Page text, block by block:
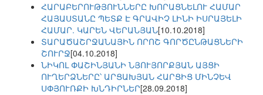
ՀԱՐԱԲԵՐՈՒԹՅՈՒՆՆԵՐԸ ԽՈՐԱՑՆԵԼՈՒ ՀԱՄԱՐ
ՀԱՅԱՍՏԱՆԸ ՊԵՏՔ Է ԳՐԱՎԻՉ ԼԻՆԻ ԻՍՐԱՅԵԼԻ
ՀԱՄԱՐ. ԿԱՐԵՆ ՎԵՐԱՆՅԱՆ[10.10.2018]
ՏԱՐԱԾԱՇՐՋԱՆԱՅԻՆ ՈՐՈՇ ԳՈՐԾԸՆԹԱՑՆԵՐԻ
ՇՈՒՐՋ[04.10.2018]
ՆԻԿՈԼ ՓԱՇԻՆՅԱՆԻ ՆՅՈՒՅՈՐՔՅԱՆ ԱՅՑԻ
ՈՒՂԵՐՁՆԵՐԸ՝ ԱՐՑԱԽՅԱՆ ՀԱՐՑԻՑ ՄԻՆՉԵՎ
ՍՓՅՈՒՌՔԻ ԽՆԴԻՐՆԵՐ[28.09.2018]